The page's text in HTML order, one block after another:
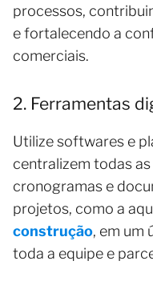
processos,
e fortalecendo a
comerciais.
2. Ferramentas
Utilize softwares e
centralizem todas
cronogramas e
projetos, como a
construção, em um
toda a equipe e